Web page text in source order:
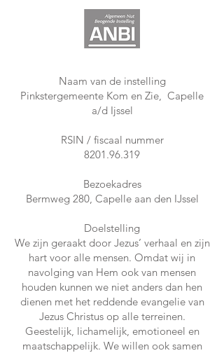
Naam van de instelling
Pinkstergemeente Kom en Zie, Capelle
a/d Ijssel
RSIN / fiscaal nummer
8201.96.319
Bezoekadres
Bermweg 280, Capelle aan den IJssel
Doelstelling
We zijn geraakt door Jezus’ verhaal en zijn
hart voor alle mensen. Omdat wij in
navolging van Hem ook van mensen
houden kunnen we niet anders dan hen
dienen met het reddende evangelie van
Jezus Christus op alle terreinen.
Geestelijk, lichamelijk, emotioneel en
maatschappelijk. We willen ook samen